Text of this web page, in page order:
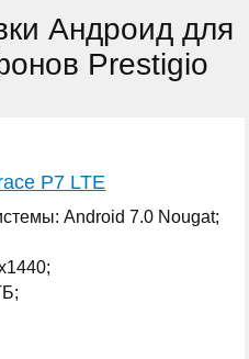
Андроид для
Prestigio
P7 LTE
Android 7.0 Nougat;